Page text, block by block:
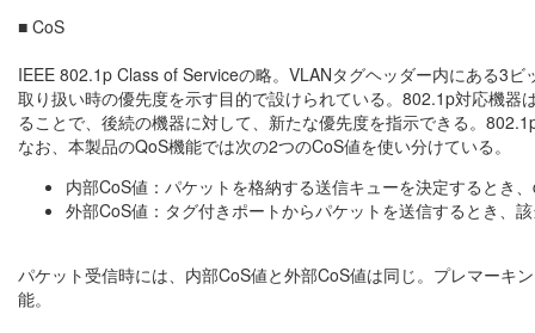
■ CoS
IEEE 802.1p Class of Serviceの略。VLANタグヘッダー内にある3
取り扱い時の優先度を示す目的で設けられている。802.1p対応機
ることで、後続の機器に対して、新たな優先度を指示できる。
なお、本製品のQoS機能では次の2つのCoS値を使い分けている。
内部CoS値：パケットを格納する送信キューを決定するとき
外部CoS値：タグ付きポートからパケットを送信するとき、
パケット受信時には、内部CoS値と外部CoS値は同じ。プレマーキ
能。